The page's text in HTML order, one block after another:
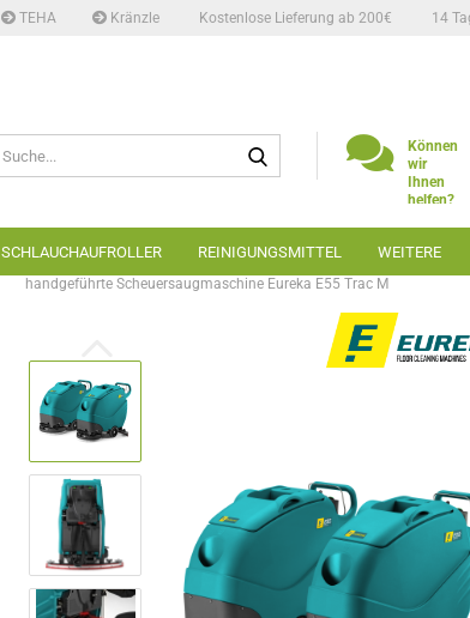
TEHA Kränzle Kostenlose Lieferung ab 200€ 14
Können
wir
Ihnen
helfen?
6666
SCHLAUCHAUFROLLER REINIGUNGSMITTEL WEITERE
Startseite » Bodenreinigung » Scheuersaugmaschinen »
handgeführte Scheuersaugmaschine Eureka E55 Trac M